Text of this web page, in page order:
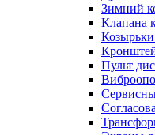
Зимний
Клапана
Пульт